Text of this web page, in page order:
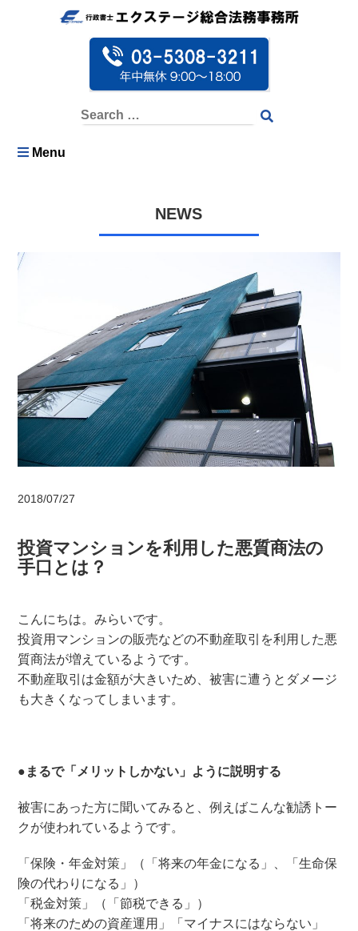
Menu
NEWS
2018/07/27
投資マンションを利用した悪質商法の
手口とは？
こんにちは。みらいです。
投資用マンションの販売などの不動産取引を利用した悪
質商法が増えているようです。
不動産取引は金額が大きいため、被害に遭うとダメージ
も大きくなってしまいます。
●まるで「メリットしかない」ように説明する
被害にあった方に聞いてみると、例えばこんな勧誘トー
クが使われているようです。
「保険・年金対策」（「将来の年金になる」、「生命保
険の代わりになる」）
「税金対策」（「節税できる」）
「将来のための資産運用」「マイナスにはならない」